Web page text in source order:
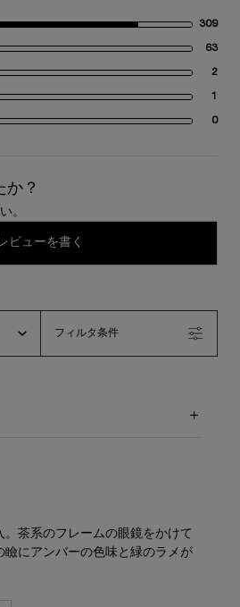
309309
6363
2
1
00 と
か？
。
レビューを書く
フィルタ条件
。茶系のフレームの眼鏡をかけて
瞼にアンバーの色味と緑のラメが